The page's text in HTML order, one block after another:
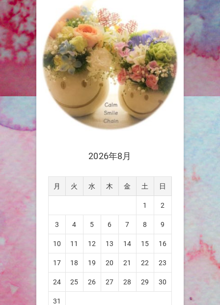
2026年8月
月 火 水 木 金 土 日
1 2
3 4 5 6 7 8 9
10 11 12 13 14 15 16
17 18 19 20 21 22 23
24 25 26 27 28 29 30
31